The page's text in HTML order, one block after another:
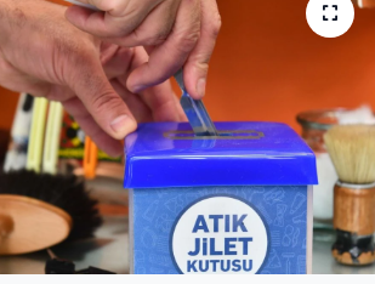
Haberleri